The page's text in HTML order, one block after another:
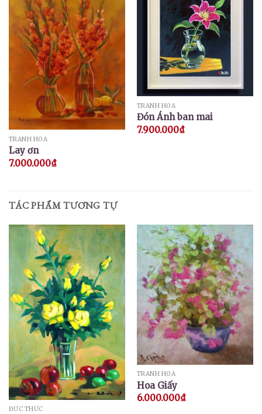
TRANH HOA
Lay ơn
7.000.000₫
TRANH HOA
Đón Ánh ban mai
7.900.000₫
TÁC PHẨM TƯƠNG TỰ
ĐỨC THỨC
TRANH HOA
Hoa Giấy
6.000.000₫